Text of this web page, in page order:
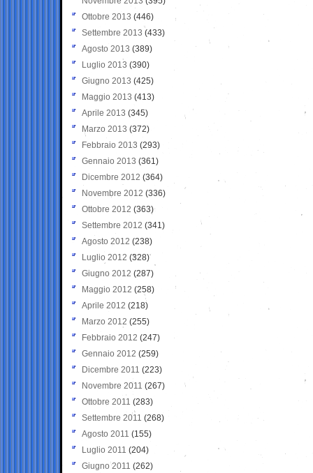
Ottobre 2013 (446)
Settembre 2013 (433)
Agosto 2013 (389)
Luglio 2013 (390)
Giugno 2013 (425)
Maggio 2013 (413)
Aprile 2013 (345)
Marzo 2013 (372)
Febbraio 2013 (293)
Gennaio 2013 (361)
Dicembre 2012 (364)
Novembre 2012 (336)
Ottobre 2012 (363)
Settembre 2012 (341)
Agosto 2012 (238)
Luglio 2012 (328)
Giugno 2012 (287)
Maggio 2012 (258)
Aprile 2012 (218)
Marzo 2012 (255)
Febbraio 2012 (247)
Gennaio 2012 (259)
Dicembre 2011 (223)
Novembre 2011 (267)
Ottobre 2011 (283)
Settembre 2011 (268)
Agosto 2011 (155)
Luglio 2011 (204)
Giugno 2011 (262)